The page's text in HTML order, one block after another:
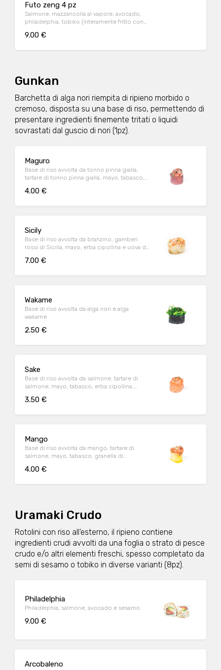
Futo zeng 4 pz
Salmone, mazzancolla al vapore, avocado,
philadelphia, tobiko (interamente fritto con
9.00 €
Gunkan
Barchetta di alga nori riempita di ripieno morbido o
cremoso, disposta su una base di riso, permettendo di
presentare ingredienti finemente tritati o liquidi
sovrastati dal guscio di nori (1pz).
Maguro
Base di riso avvolta da tonno pinna gialla,
tartare di tonno pinna gialla, mayo, tabasco,
4.00 €
Sicily
Base di riso avvolta da branzino, gamberi
rossi di Sicilia, mayo, erba cipollina e uova di
7.00 €
Wakame
Base di riso avvolta da alga nori e alga
wakame
2.50 €
Sake
Base di riso avvolta da salmone, tartare di
salmone, mayo, tabasco, erba cipollina,
3.50 €
Mango
Base di riso avvolta da mango, tartare di
salmone, mayo, tabasco, granella di
4.00 €
Uramaki Crudo
Rotolini con riso all’esterno, il ripieno contiene
ingredienti crudi avvolti da una foglia o strato di pesce
crudo e/o altri elementi freschi, spesso completato da
semi di sesamo o tobiko in diverse varianti (8pz).
Philadelphia
Philadelphia, salmone, avocado e sesamo
9.00 €
Arcobaleno